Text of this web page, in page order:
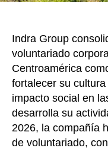
Indra Group
voluntariado
Centroamérica
fortalecer su
impacto social en
desarrolla su
2026, la compañía
de voluntariado,